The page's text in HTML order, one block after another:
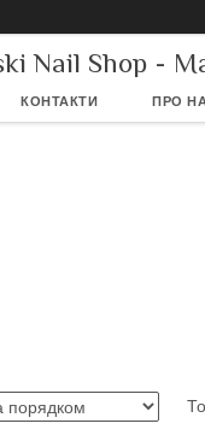
Nail Shop -
КОНТАКТИ ПРО